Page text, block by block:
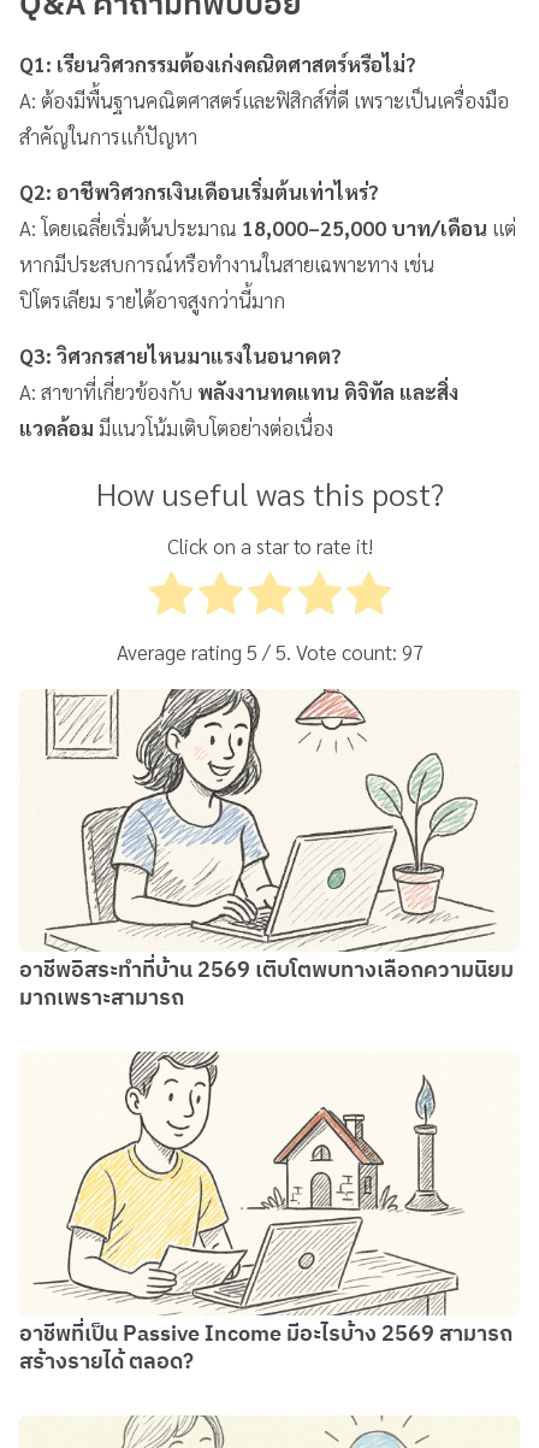
Q1: เรียนวิศวกรรมต้องเก่งคณิตศาสตร์หรือไม่?
A: ต้องมีพื้นฐานคณิตศาสตร์และฟิสิกส์ที่ดี เพราะเป็นเครื่องมือ
สำคัญในการแก้ปัญหา
Q2: อาชีพวิศวกรเงินเดือนเริ่มต้นเท่าไหร่?
A: โดยเฉลี่ยเริ่มต้นประมาณ 18,000–25,000 บาท/เดือน แต่
หากมีประสบการณ์หรือทำงานในสายเฉพาะทาง เช่น
ปิโตรเลียม รายได้อาจสูงกว่านี้มาก
Q3: วิศวกรสายไหนมาแรงในอนาคต?
A: สาขาที่เกี่ยวข้องกับ พลังงานทดแทน ดิจิทัล และสิ่ง
แวดล้อม มีแนวโน้มเติบโตอย่างต่อเนื่อง
How useful was this post?
Click on a star to rate it!
Average rating 5 / 5. Vote count: 97
อาชีพอิสระทำที่บ้าน 2569 เติบโตพบทางเลือกความนิยม
มากเพราะสามารถ
อาชีพที่เป็น Passive Income มีอะไรบ้าง 2569 สามารถ
สร้างรายได้ ตลอด?